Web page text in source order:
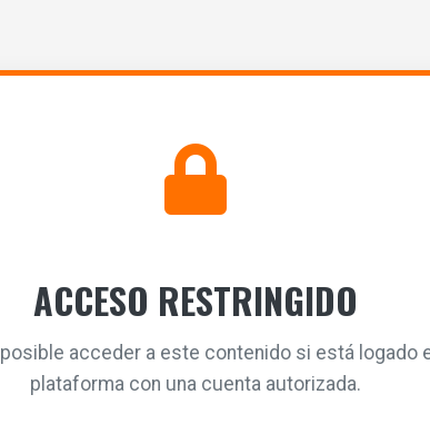
ACCESO RESTRINGIDO
acceder a este contenido si está logado
plataforma con una cuenta autorizada.